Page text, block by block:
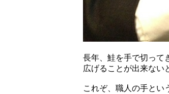
長年、鮭を手で切って
広げることが出来ない
これぞ、職人の手とい